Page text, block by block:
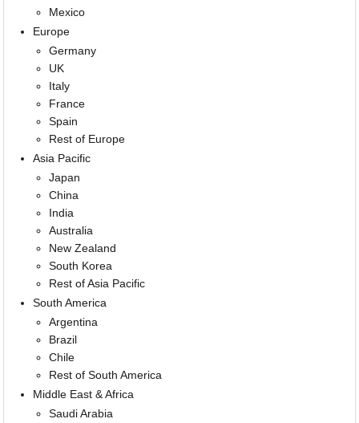
Mexico
Europe
Germany
UK
Italy
France
Spain
Rest of Europe
Asia Pacific
Japan
China
India
Australia
New Zealand
South Korea
Rest of Asia Pacific
South America
Argentina
Brazil
Chile
Rest of South America
Middle East & Africa
Saudi Arabia